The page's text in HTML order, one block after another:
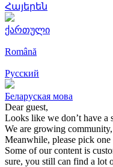
Հայերեն
ქართული
Română
Русский
Беларуская мова
Dear guest,
Looks like we don’t have
We are growing
Meanwhile, please pick
Some of our content is
sure, you still can find a lot